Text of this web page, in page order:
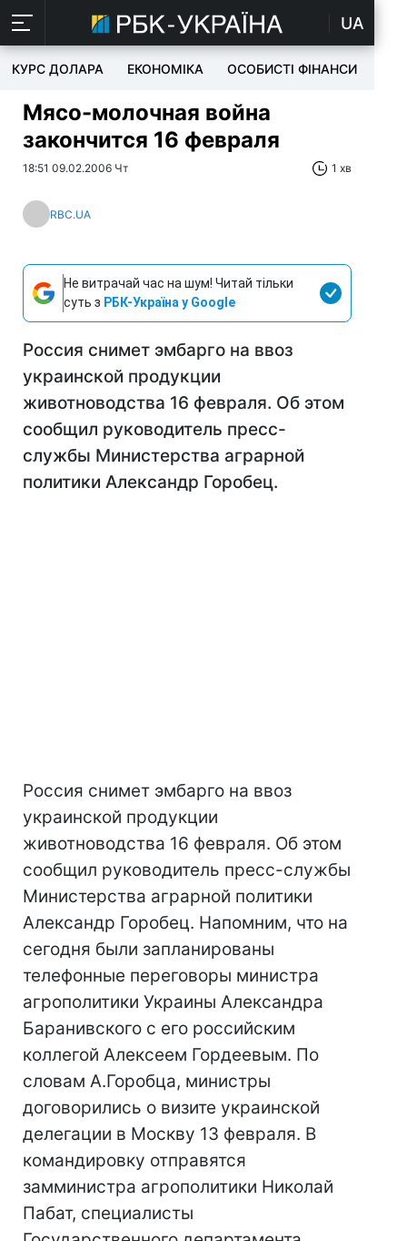
UA
КУРС ДОЛАРА ЕКОНОМІКА ОСОБИСТІ ФІНАНСИ
Мясо-молочная война
закончится 16 февраля
18:51 09.02.2006 Чт 1 хв
RBC.UA
Не витрачай час на шум! Читай тільки
суть з РБК-Україна у Google
Россия снимет эмбарго на ввоз
украинской продукции
животноводства 16 февраля. Об этом
сообщил руководитель пресс-
службы Министерства аграрной
политики Александр Горобец.
Россия снимет эмбарго на ввоз
украинской продукции
животноводства 16 февраля. Об этом
сообщил руководитель пресс-службы
Министерства аграрной политики
Александр Горобец. Напомним, что на
сегодня были запланированы
телефонные переговоры министра
агрополитики Украины Александра
Баранивского с его российским
коллегой Алексеем Гордеевым. По
словам А.Горобца, министры
договорились о визите украинской
делегации в Москву 13 февраля. В
командировку отправятся
замминистра агрополитики Николай
Пабат, специалисты